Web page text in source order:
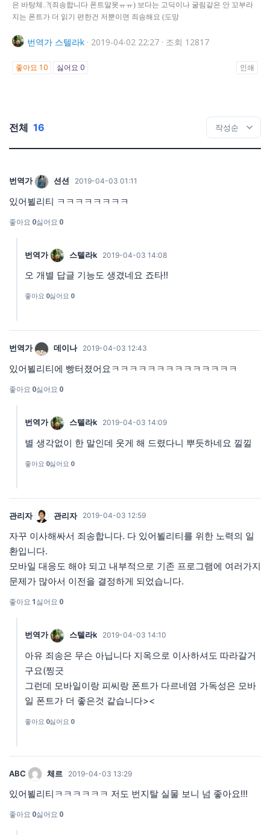
은 바탕체..?(죄송합니다 폰트알못ㅠㅠ) 보다는 고딕이나 굴림같은 안 꼬부라
지는 폰트가 더 읽기 편한건 저뿐이면 죄송해요 (도망
번역가 스텔라k · 2019-04-02 22:27 · 조회 12817
좋아요 10 싫어요 0 인쇄
전체 16
번역가 션션 2019-04-03 01:11
있어뵐리티 ㅋㅋㅋㅋㅋㅋㅋㅋ
좋아요 0싫어요 0
번역가 스텔라k 2019-04-03 14:08
오 개별 답글 기능도 생겼네요 죠타!!
좋아요 0싫어요 0
번역가 데이나 2019-04-03 12:43
있어뵐리티에 빵터졌어요ㅋㅋㅋㅋㅋㅋㅋㅋㅋㅋㅋㅋㅋㅋ
좋아요 0싫어요 0
번역가 스텔라k 2019-04-03 14:09
별 생각없이 한 말인데 웃게 해 드렸다니 뿌듯하네요 낄낄
좋아요 0싫어요 0
관리자 관리자 2019-04-03 12:59
자꾸 이사해싸서 죄송합니다. 다 있어뵐리티를 위한 노력의 일
환입니다.
모바일 대응도 해야 되고 내부적으로 기존 프로그램에 여러가지
문제가 많아서 이전을 결정하게 되었습니다.
좋아요1싫어요 0
번역가 스텔라k 2019-04-03 14:10
아유 죄송은 무슨 아닙니다 지옥으로 이사하셔도 따라갈거
구요(찡긋
그런데 모바일이랑 피씨랑 폰트가 다르네염 가독성은 모바
일 폰트가 더 좋은것 같습니다><
좋아요 0싫어요 0
ABC 체르 2019-04-03 13:29
있어뵐리티ㅋㅋㅋㅋㅋㅋ 저도 번지탈 실물 보니 넘 좋아요!!!
좋아요 0싫어요 0